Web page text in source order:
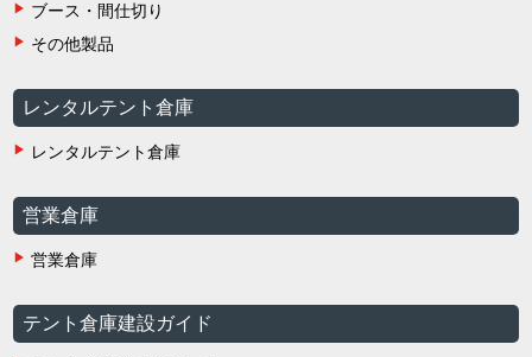
ブース・間仕切り
その他製品
レンタルテント倉庫
レンタルテント倉庫
営業倉庫
営業倉庫
テント倉庫建設ガイド